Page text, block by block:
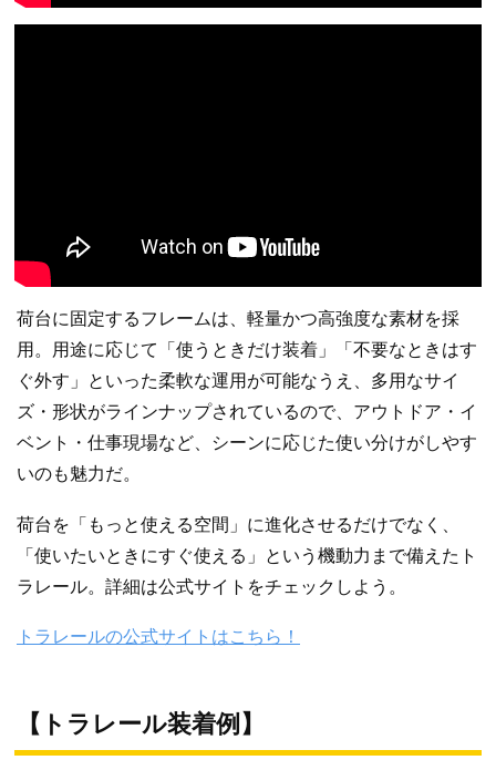
荷台に固定するフレームは、軽量かつ高強度な素材を採
用。用途に応じて「使うときだけ装着」「不要なときはす
ぐ外す」といった柔軟な運用が可能なうえ、多用なサイ
ズ・形状がラインナップされているので、アウトドア・イ
ベント・仕事現場など、シーンに応じた使い分けがしやす
いのも魅力だ。
荷台を「もっと使える空間」に進化させるだけでなく、
「使いたいときにすぐ使える」という機動力まで備えたト
ラレール。詳細は公式サイトをチェックしよう。
トラレールの公式サイトはこちら！
【トラレール装着例】